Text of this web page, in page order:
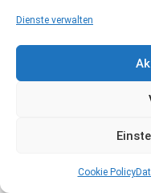
Dienste verwalten
Cookie Policy